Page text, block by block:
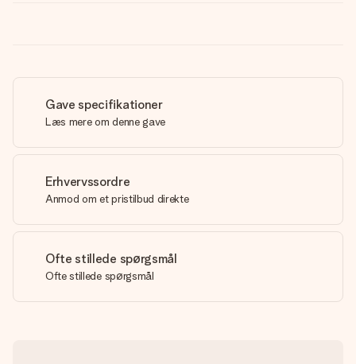
Gave specifikationer
Læs mere om denne gave
Erhvervssordre
Anmod om et pristilbud direkte
Ofte stillede spørgsmål
Ofte stillede spørgsmål